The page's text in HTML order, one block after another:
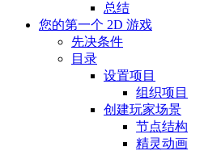
总结
您的第一个 2D 游戏
先决条件
目录
设置项目
组织项目
创建玩家场景
节点结构
精灵动画